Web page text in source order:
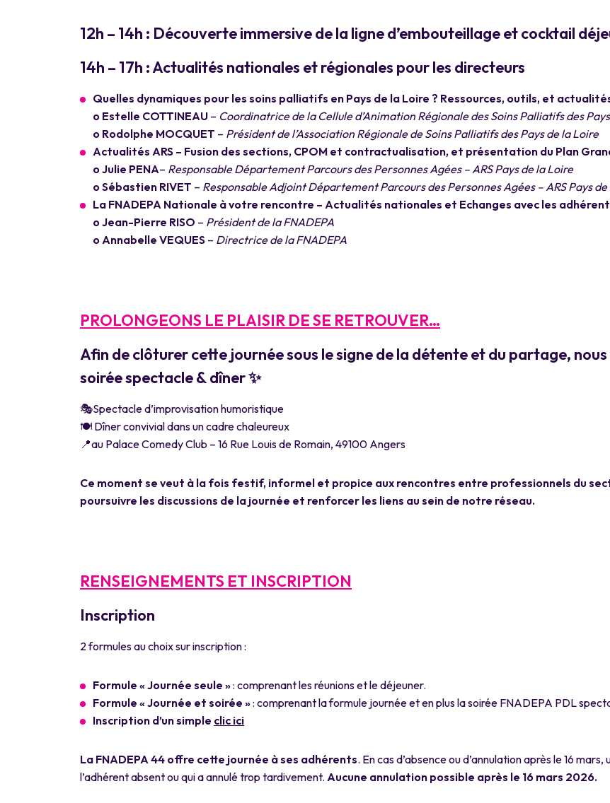
12h – 14h : Découverte immersive de la ligne d’embouteillage et cocktail
14h – 17h : Actualités nationales et régionales pour les directeurs
Quelles dynamiques pour les soins palliatifs en Pays de la Loire ? Ressources, outils, et
o Estelle COTTINEAU – Coordinatrice de la Cellule d’Animation Régionale des Soins Palliatifs des
o Rodolphe MOCQUET – Président de l’Association Régionale de Soins Palliatifs des Pays de la Loire
Actualités ARS – Fusion des sections, CPOM et contractualisation, et présentation du Plan
o Julie PENA– Responsable Département Parcours des Personnes Agées – ARS Pays de la Loire
o Sébastien RIVET – Responsable Adjoint Département Parcours des Personnes Agées – ARS Pays
La FNADEPA Nationale à votre rencontre – Actualités nationales et Echanges avec les
o Jean-Pierre RISO – Président de la FNADEPA
o Annabelle VEQUES – Directrice de la FNADEPA
PROLONGEONS LE PLAISIR DE SE RETROUVER…
Afin de clôturer cette journée sous le signe de la détente et du partage,
soirée spectacle & dîner ✨️
🎭️Spectacle d’improvisation humoristique
🍽️ Dîner convivial dans un cadre chaleureux
📍au Palace Comedy Club – 16 Rue Louis de Romain, 49100 Angers
Ce moment se veut à la fois festif, informel et propice aux rencontres entre professionnels du
poursuivre les discussions de la journée et renforcer les liens au sein de notre réseau.
RENSEIGNEMENTS ET INSCRIPTION
Inscription
2 formules au choix sur inscription :
Formule « Journée seule »: comprenant les réunions et le déjeuner.
Formule « Journée et soirée »: comprenant la formule journée et en plus la soirée FNADEPA PDL
Inscription d’un simple clic ici
La FNADEPA 44 offre cette journée à ses adhérents. En cas d’absence ou d’annulation après le 16
l’adhérent absent ou qui a annulé trop tardivement. Aucune annulation possible après le 16 mars 2026.